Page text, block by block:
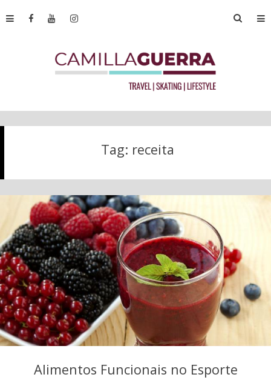
Tag: receita
Alimentos Funcionais no Esporte